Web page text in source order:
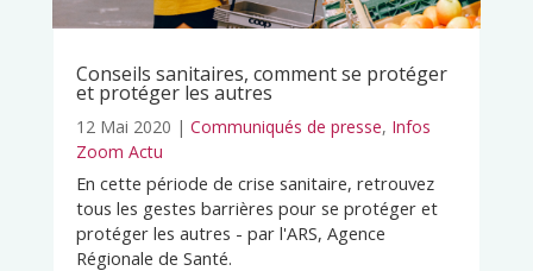
Conseils sanitaires, comment se protéger
et protéger les autres
12 Mai 2020 | Communiqués de presse, Infos
Zoom Actu
En cette période de crise sanitaire, retrouvez
tous les gestes barrières pour se protéger et
protéger les autres - par l'ARS, Agence
Régionale de Santé.